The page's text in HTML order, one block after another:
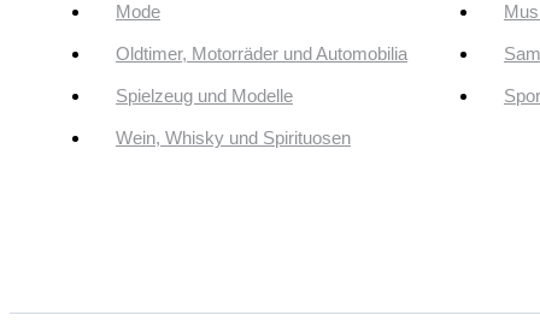
Mode
Oldtimer, Motorräder und Automobilia
Spielzeug und Modelle
Wein, Whisky und Spirituosen